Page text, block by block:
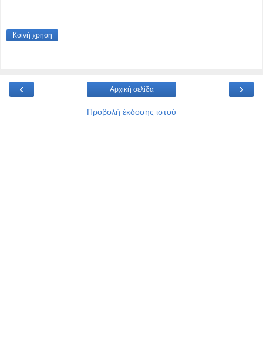
Κοινή χρήση
‹ ›
Αρχική σελίδα
Προβολή έκδοσης ιστού